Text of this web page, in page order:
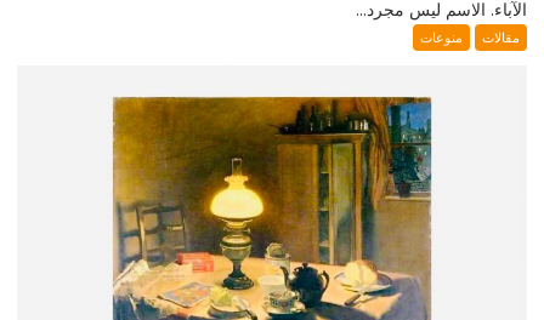
الآباء. الاسم ليس مجرد...
مقالات منوعات